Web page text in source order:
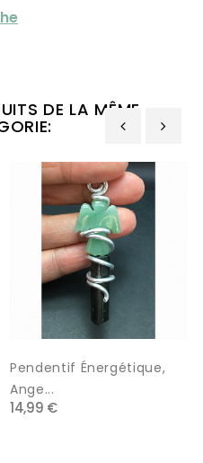
DE LA MÊME
Pendentif Énergétique,
Ange...
14,99 €
‹